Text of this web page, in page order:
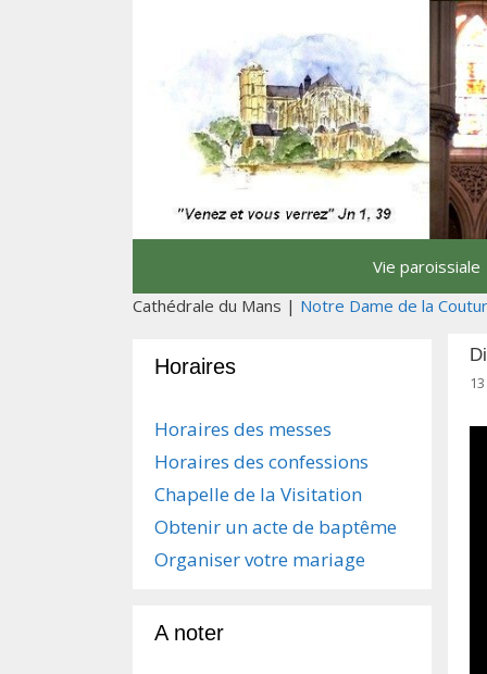
Vie paroissiale
Cathédrale du Mans | Notre Dame de la
Horaires
Horaires des messes
Horaires des confessions
Chapelle de la Visitation
Obtenir un acte de baptême
Organiser votre mariage
A noter